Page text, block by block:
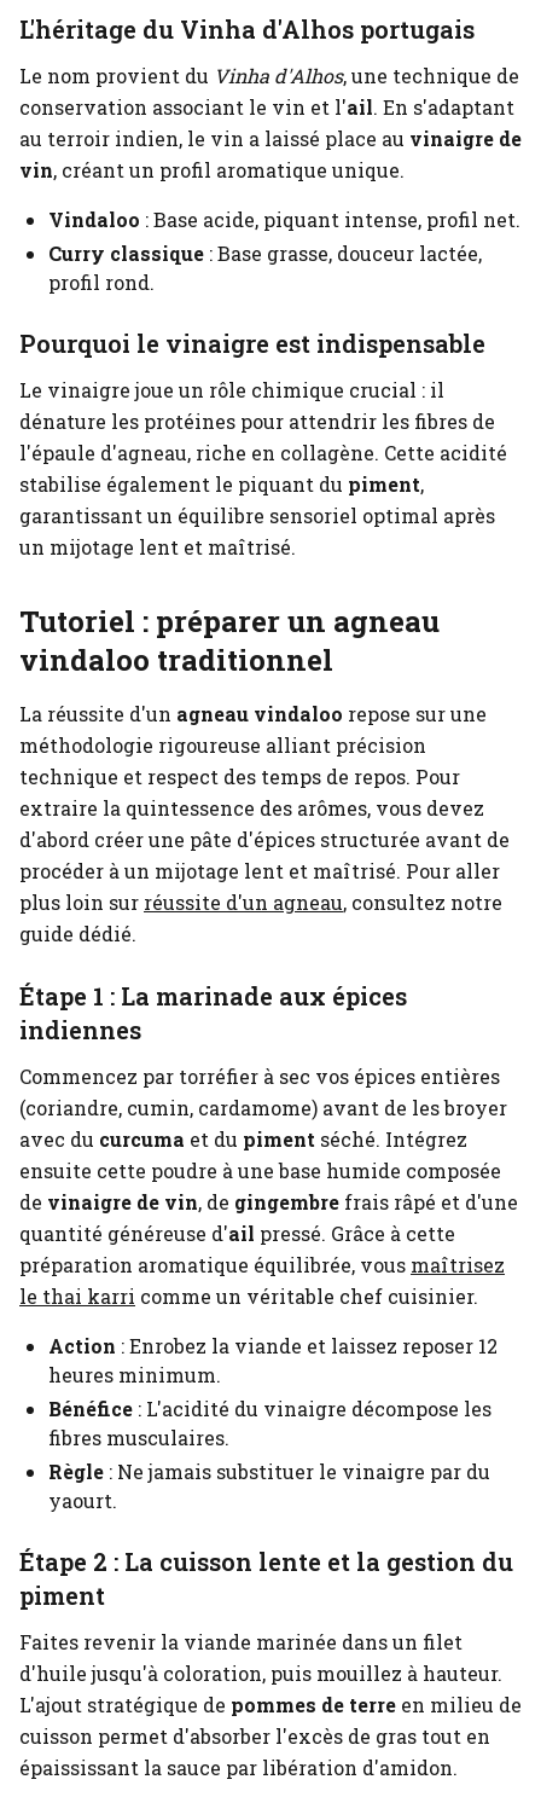
L'héritage du Vinha d'Alhos portugais
Le nom provient du Vinha d'Alhos, une technique de
conservation associant le vin et l'ail. En s'adaptant
au terroir indien, le vin a laissé place au vinaigre de
vin, créant un profil aromatique unique.
Vindaloo : Base acide, piquant intense, profil net.
Curry classique : Base grasse, douceur lactée,
profil rond.
Pourquoi le vinaigre est indispensable
Le vinaigre joue un rôle chimique crucial : il
dénature les protéines pour attendrir les fibres de
l'épaule d'agneau, riche en collagène. Cette acidité
stabilise également le piquant du piment,
garantissant un équilibre sensoriel optimal après
un mijotage lent et maîtrisé.
Tutoriel : préparer un agneau
vindaloo traditionnel
La réussite d'un agneau vindaloo repose sur une
méthodologie rigoureuse alliant précision
technique et respect des temps de repos. Pour
extraire la quintessence des arômes, vous devez
d'abord créer une pâte d'épices structurée avant de
procéder à un mijotage lent et maîtrisé. Pour aller
plus loin sur réussite d'un agneau, consultez notre
guide dédié.
Étape 1 : La marinade aux épices
indiennes
Commencez par torréfier à sec vos épices entières
(coriandre, cumin, cardamome) avant de les broyer
avec du curcuma et du piment séché. Intégrez
ensuite cette poudre à une base humide composée
de vinaigre de vin, de gingembre frais râpé et d'une
quantité généreuse d'ail pressé. Grâce à cette
préparation aromatique équilibrée, vous maîtrisez
le thai karri comme un véritable chef cuisinier.
Action : Enrobez la viande et laissez reposer 12
heures minimum.
Bénéfice : L'acidité du vinaigre décompose les
fibres musculaires.
Règle : Ne jamais substituer le vinaigre par du
yaourt.
Étape 2 : La cuisson lente et la gestion du
piment
Faites revenir la viande marinée dans un filet
d'huile jusqu'à coloration, puis mouillez à hauteur.
L'ajout stratégique de pommes de terre en milieu de
cuisson permet d'absorber l'excès de gras tout en
épaississant la sauce par libération d'amidon.